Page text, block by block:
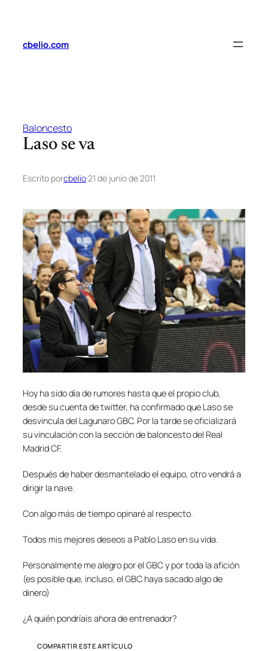
contenido
cbelio.com
Baloncesto
Laso se va
Escrito porcbelio·21 de junio de 2011
Hoy ha sido día de rumores hasta que el propio club,
desde su cuenta de twitter, ha confirmado que Laso se
desvincula del Lagunaro GBC. Por la tarde se oficializará
su vinculación con la sección de baloncesto del Real
Madrid CF.
Después de haber desmantelado el equipo, otro vendrá a
dirigir la nave.
Con algo más de tiempo opinaré al respecto.
Todos mis mejores deseos a Pablo Laso en su vida.
Personalmente me alegro por el GBC y por toda la afición
(es posible que, incluso, el GBC haya sacado algo de
dinero)
¿A quién pondríais ahora de entrenador?
COMPARTIR ESTE ARTÍCULO